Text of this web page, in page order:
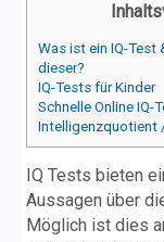
Was ist ein IQ-
dieser?
IQ-Tests für Kinder
Schnelle Online IQ-
Intelligenzquotient
IQ Tests bieten
Aussagen über
Möglich ist dies